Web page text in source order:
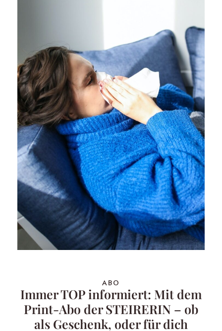
ABO
Immer TOP informiert: Mit dem
Print-Abo der STEIRERIN – ob
als Geschenk, oder für dich